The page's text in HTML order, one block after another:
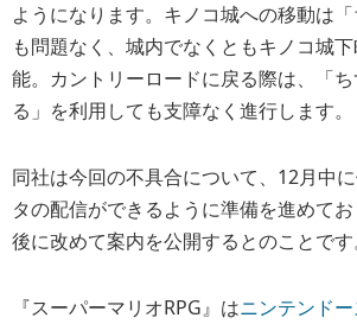
ようになります。キノコ城への移動は
も問題なく、城内でなくともキノコ城
能。カントリーロードに戻る際は、「
る」を利用しても支障なく進行します。
同社は今回の不具合について、12月中
タの配信ができるように準備を進めて
後に改めて案内を公開するとのことです
『スーパーマリオRPG』はニンテンド